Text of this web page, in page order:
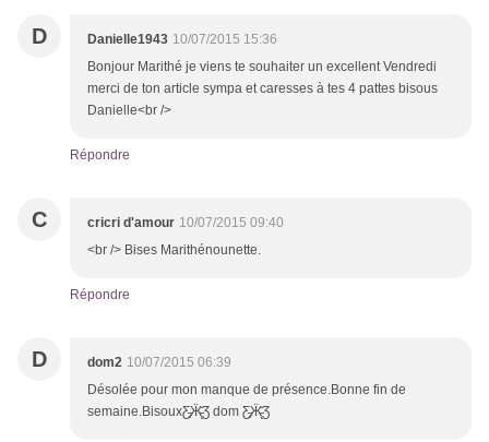
D Danielle1943 10/07/2015 15:36
Bonjour Marithé je viens te souhaiter un excellent Vendredi
merci de ton article sympa et caresses à tes 4 pattes bisous
Danielle<br />
Répondre
C cricri d'amour 10/07/2015 09:40
<br /> Bises Marithénounette.
Répondre
D dom2 10/07/2015 06:39
Désolée pour mon manque de présence.Bonne fin de
semaine.BisouxƸ̵̡Ӝ̵̨̄Ʒ dom Ƹ̵̡Ӝ̵̨̄Ʒ